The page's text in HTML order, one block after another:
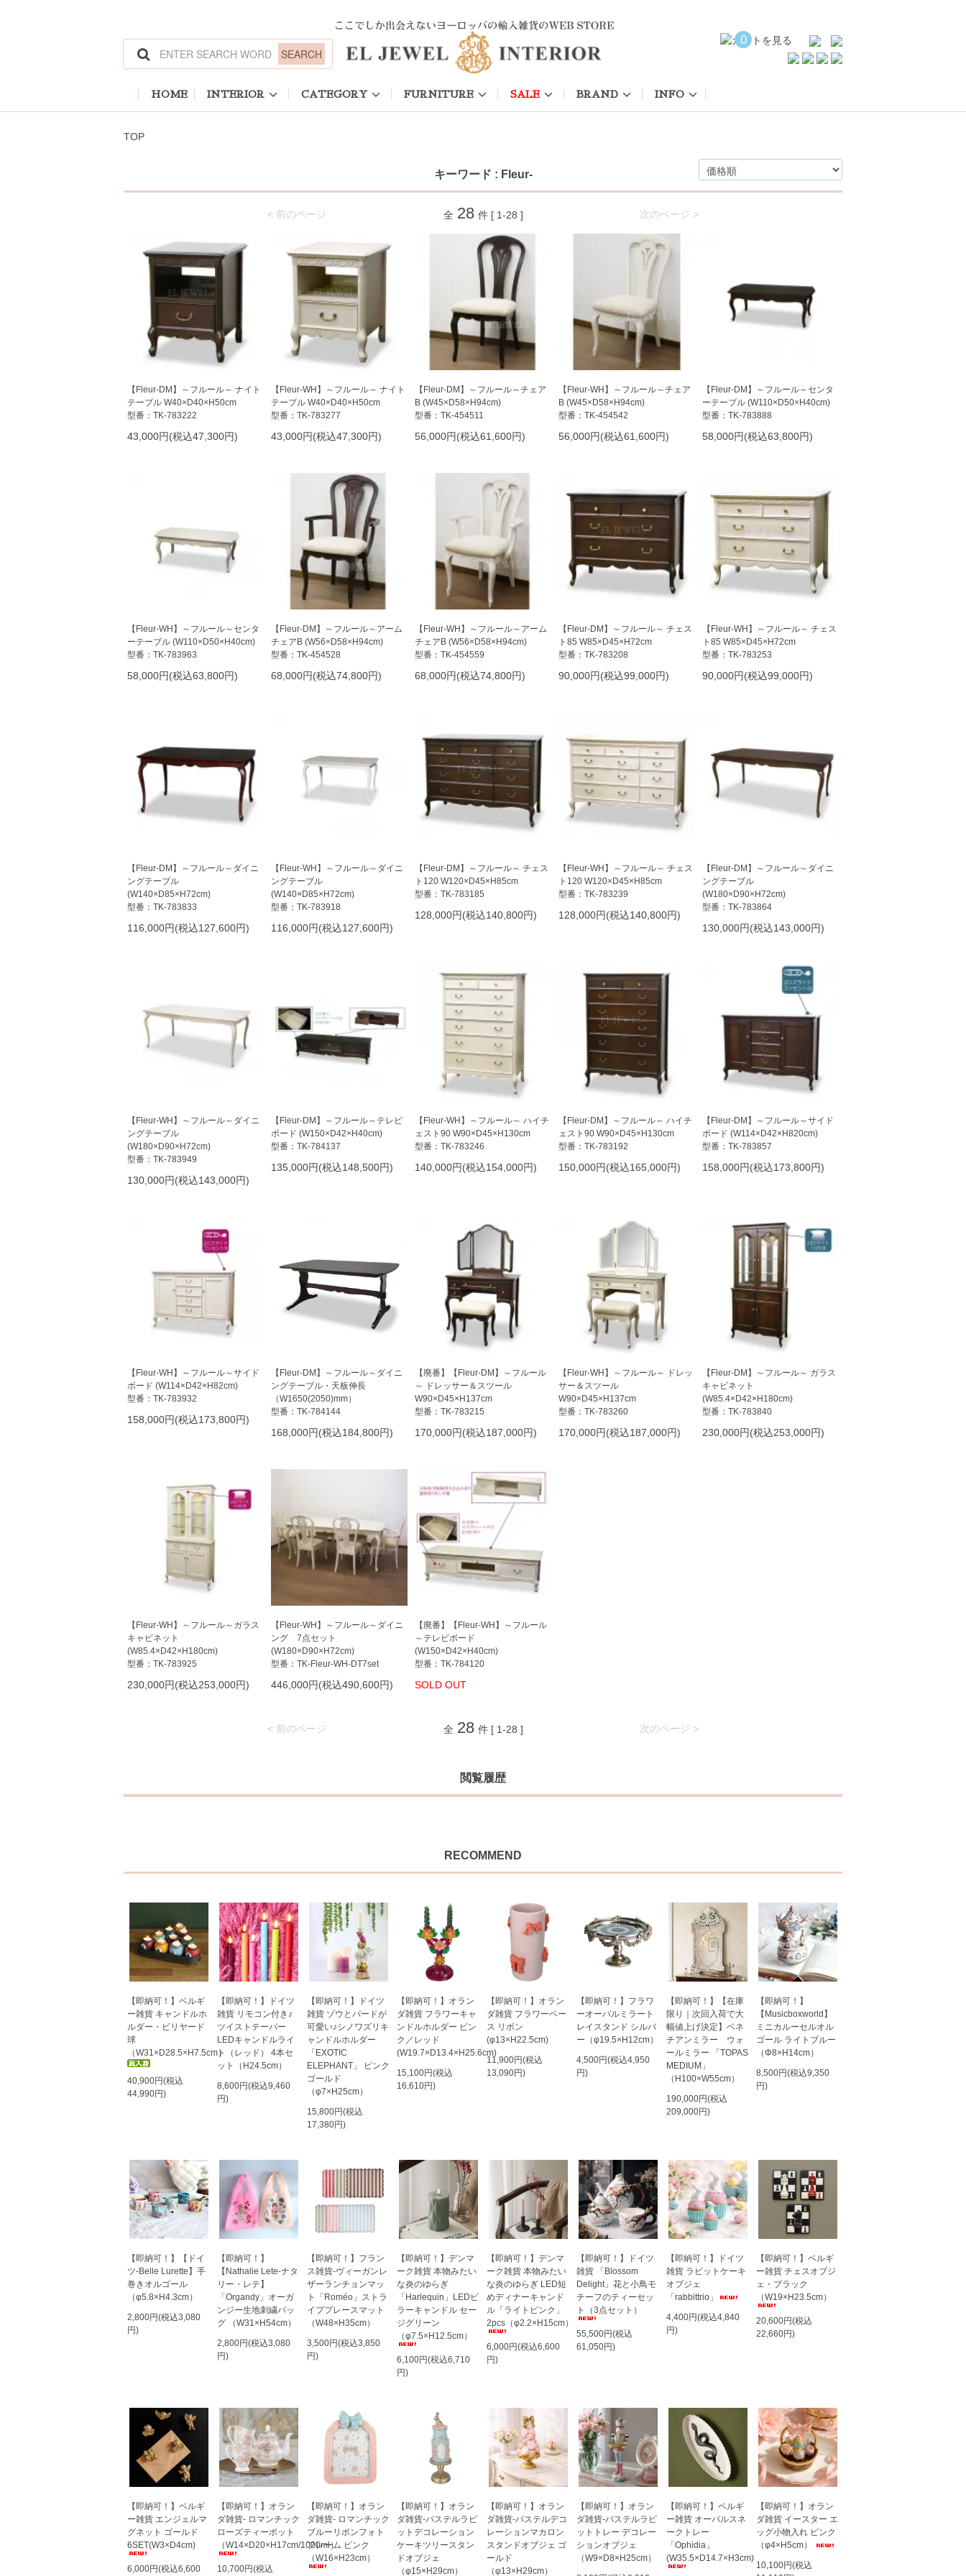
0
HOME INTERIOR CATEGORY FURNITURE SALE BRAND INFO
TOP
キーワード : Fleur-
< 前のページ 次のページ >
全 28 件 [ 1-28 ]
【Fleur-DM】～フルール～ ナイト
テーブル W40×D40×H50cm
型番：TK-783222
43,000円(税込47,300円)
【Fleur-WH】～フルール～ ナイト
テーブル W40×D40×H50cm
型番：TK-783277
43,000円(税込47,300円)
【Fleur-DM】～フルール～チェア
B (W45×D58×H94cm)
型番：TK-454511
56,000円(税込61,600円)
【Fleur-WH】～フルール～チェア
B (W45×D58×H94cm)
型番：TK-454542
56,000円(税込61,600円)
【Fleur-DM】～フルール～センタ
ーテーブル (W110×D50×H40cm)
型番：TK-783888
58,000円(税込63,800円)
【Fleur-WH】～フルール～センタ
ーテーブル (W110×D50×H40cm)
型番：TK-783963
58,000円(税込63,800円)
【Fleur-DM】～フルール～アーム
チェアB (W56×D58×H94cm)
型番：TK-454528
68,000円(税込74,800円)
【Fleur-WH】～フルール～アーム
チェアB (W56×D58×H94cm)
型番：TK-454559
68,000円(税込74,800円)
【Fleur-DM】～フルール～ チェス
ト85 W85×D45×H72cm
型番：TK-783208
90,000円(税込99,000円)
【Fleur-WH】～フルール～ チェス
ト85 W85×D45×H72cm
型番：TK-783253
90,000円(税込99,000円)
【Fleur-DM】～フルール～ダイニ
ングテーブル
(W140×D85×H72cm)
型番：TK-783833
116,000円(税込127,600円)
【Fleur-WH】～フルール～ダイニ
ングテーブル
(W140×D85×H72cm)
型番：TK-783918
116,000円(税込127,600円)
【Fleur-DM】～フルール～ チェス
ト120 W120×D45×H85cm
型番：TK-783185
128,000円(税込140,800円)
【Fleur-WH】～フルール～ チェス
ト120 W120×D45×H85cm
型番：TK-783239
128,000円(税込140,800円)
【Fleur-DM】～フルール～ダイニ
ングテーブル
(W180×D90×H72cm)
型番：TK-783864
130,000円(税込143,000円)
【Fleur-WH】～フルール～ダイニ
ングテーブル
(W180×D90×H72cm)
型番：TK-783949
130,000円(税込143,000円)
【Fleur-DM】～フルール～テレビ
ボード (W150×D42×H40cm)
型番：TK-784137
135,000円(税込148,500円)
【Fleur-WH】～フルール～ ハイチ
ェスト90 W90×D45×H130cm
型番：TK-783246
140,000円(税込154,000円)
【Fleur-DM】～フルール～ ハイチ
ェスト90 W90×D45×H130cm
型番：TK-783192
150,000円(税込165,000円)
【Fleur-DM】～フルール～サイド
ボード (W114×D42×H820cm)
型番：TK-783857
158,000円(税込173,800円)
【Fleur-WH】～フルール～サイド
ボード (W114×D42×H82cm)
型番：TK-783932
158,000円(税込173,800円)
【Fleur-DM】～フルール～ダイニ
ングテーブル・天板伸長
（W1650(2050)mm）
型番：TK-784144
168,000円(税込184,800円)
【廃番】【Fleur-DM】～フルール
～ ドレッサー＆スツール
W90×D45×H137cm
型番：TK-783215
170,000円(税込187,000円)
【Fleur-WH】～フルール～ ドレッ
サー＆スツール
W90×D45×H137cm
型番：TK-783260
170,000円(税込187,000円)
【Fleur-DM】～フルール～ ガラス
キャビネット
(W85.4×D42×H180cm)
型番：TK-783840
230,000円(税込253,000円)
【Fleur-WH】～フルール～ガラス
キャビネット
(W85.4×D42×H180cm)
型番：TK-783925
230,000円(税込253,000円)
【Fleur-WH】～フルール～ダイニ
ング 7点セット
(W180×D90×H72cm)
型番：TK-Fleur-WH-DT7set
446,000円(税込490,600円)
【廃番】【Fleur-WH】～フルール
～テレビボード
(W150×D42×H40cm)
型番：TK-784120
SOLD OUT
< 前のページ 次のページ >
全 28 件 [ 1-28 ]
閲覧履歴
RECOMMEND
【即納可！】ベルギ
ー雑貨 キャンドルホ
ルダー・ビリヤード
球
（W31×D28.5×H7.5cm）
40,900円(税込
44,990円)
【即納可！】ドイツ
雑貨 リモコン付き♪
ツイストテーパー
LEDキャンドルライ
ト（レッド） 4本セ
ット（H24.5cm）
8,600円(税込9,460
円)
【即納可！】ドイツ
雑貨 ゾウとバードが
可愛い♪シノワズリキ
ャンドルホルダー
「EXOTIC
ELEPHANT」 ピンク
ゴールド
（φ7×H25cm）
15,800円(税込
17,380円)
【即納可！】オラン
ダ雑貨 フラワーキャ
ンドルホルダー ピン
ク／レッド
(W19.7×D13.4×H25.6cm)
15,100円(税込
16,610円)
【即納可！】オラン
ダ雑貨 フラワーベー
ス リボン
(φ13×H22.5cm)
11,900円(税込
13,090円)
【即納可！】フラワ
ーオーバルミラート
レイスタンド シルバ
ー（φ19.5×H12cm）
4,500円(税込4,950
円)
【即納可！】【在庫
限り｜次回入荷で大
幅値上げ決定】ベネ
チアンミラー ウォ
ールミラー 「TOPAS
MEDIUM」
（H100×W55cm）
190,000円(税込
209,000円)
【即納可！】
【Musicboxworld】
ミニカルーセルオル
ゴール ライトブルー
（Φ8×H14cm）
8,500円(税込9,350
円)
【即納可！】【ドイ
ツ-Belle Lurette】手
巻きオルゴール
（φ5.8×H4.3cm）
2,800円(税込3,080
円)
【即納可！】
【Nathalie Lete-ナタ
リー・レテ】
「Organdy」オーガ
ンジー生地刺繍バッ
グ （W31×H54cm）
2,800円(税込3,080
円)
【即納可！】フラン
ス雑貨-ヴィーガンレ
ザーランチョンマッ
ト「Roméo」ストラ
イププレースマット
（W48×H35cm）
3,500円(税込3,850
円)
【即納可！】デンマ
ーク雑貨 本物みたい
な炎のゆらぎ
「Harlequin」LEDピ
ラーキャンドル セー
ジグリーン
（φ7.5×H12.5cm）
6,100円(税込6,710
円)
【即納可！】デンマ
ーク雑貨 本物みたい
な炎のゆらぎ LED短
めディナーキャンド
ル「ライトピンク」
2pcs（φ2.2×H15cm）
6,000円(税込6,600
円)
【即納可！】ドイツ
雑貨 「Blossom
Delight」花と小鳥モ
チーフのティーセッ
ト（3点セット）
55,500円(税込
61,050円)
【即納可！】ドイツ
雑貨 ラビットケーキ
オブジェ
「rabbittrio」
4,400円(税込4,840
円)
【即納可！】ベルギ
ー雑貨 チェスオブジ
ェ・ブラック
（W19×H23.5cm）
20,600円(税込
22,660円)
【即納可！】ベルギ
ー雑貨 エンジェルマ
グネット ゴールド
6SET(W3×D4cm)
6,000円(税込6,600
【即納可！】オラン
ダ雑貨- ロマンチック
ローズティーポット
（W14×D20×H17cm/1000ml）
10,700円(税込
【即納可！】オラン
ダ雑貨- ロマンチック
ブルーリボンフォト
フレーム ピンク
（W16×H23cm）
【即納可！】オラン
ダ雑貨-パステルラビ
ットデコレーション
ケーキツリースタン
ドオブジェ
（φ15×H29cm）
【即納可！】オラン
ダ雑貨-パステルデコ
レーションマカロン
スタンドオブジェ ゴ
ールド
（φ13×H29cm）
【即納可！】オラン
ダ雑貨-パステルラビ
ットトレー デコレー
ションオブジェ
（W9×D8×H25cm）
【即納可！】ベルギ
ー雑貨 オーバルスネ
ークトレー
「Ophidia」
(W35.5×D14.7×H3cm)
【即納可！】オラン
ダ雑貨 イースター エ
ッグ小物入れ ピンク
（φ4×H5cm）
10,100円(税込